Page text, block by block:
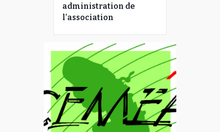
administration de
l’association